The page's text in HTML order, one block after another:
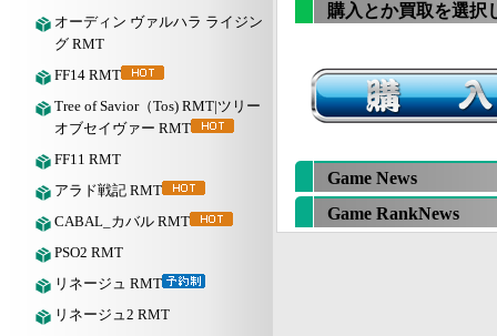
オーディン ヴァルハラ ライジン
グ RMT
FF14 RMT
Tree of Savior（Tos) RMT|ツリー
オブセイヴァー RMT
FF11 RMT
アラド戦記 RMT
CABAL_カバル RMT
PSO2 RMT
リネージュ RMT
リネージュ2 RMT
購入とか買取を選択
Game News
Game RankNews